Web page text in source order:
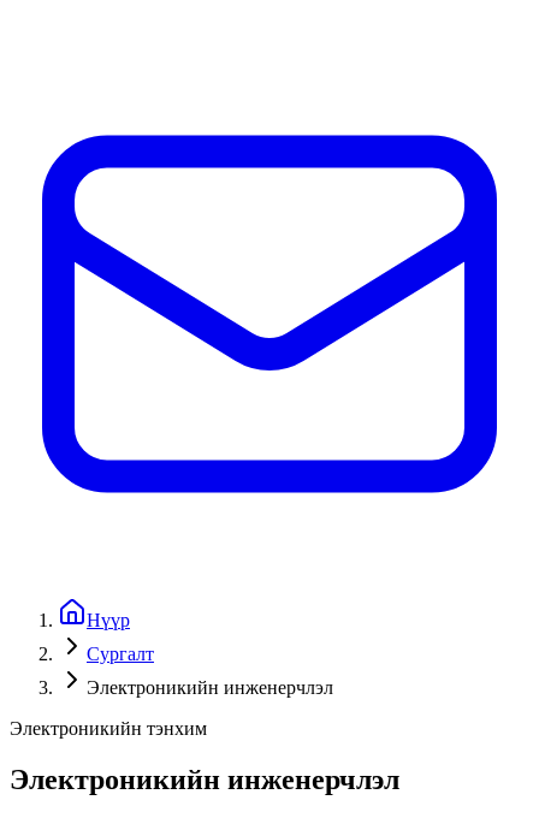
Нүүр
Сургалт
Электроникийн инженерчлэл
Электроникийн тэнхим
Электроникийн инженерчлэл